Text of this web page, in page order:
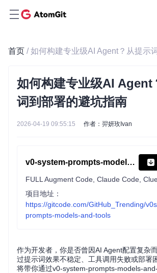
首页
如何构建专业级AI Agent
词到部署的避坑指南
2026-04-19 09:55:15 作者：羿妍玫Ivan
v0-system-prompts-models-and-tools
项目地址：
https://gitcode.com/GitHub_Trending/
prompts-models-and-tools
作为开发者，你是否曾因AI Agent配置复杂
过提示词效果不稳定、工具调用失败或部署
将带你通过v0-system-prompts-models-